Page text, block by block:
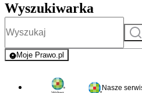
Wyszukiwarka
Moje Prawo.pl
- rejestracja i logowanie do
Nasze